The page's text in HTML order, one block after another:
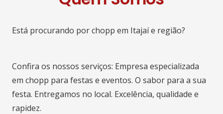
Está procurando por chopp em Itajaí e região?
Confira os nossos serviços: Empresa especializada
em chopp para festas e eventos. O sabor para a sua
festa. Entregamos no local. Excelência, qualidade e
rapidez.